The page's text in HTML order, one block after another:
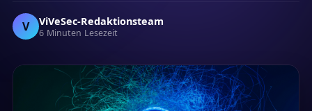
V ViVeSec-Redaktionsteam
6 Minuten Lesezeit